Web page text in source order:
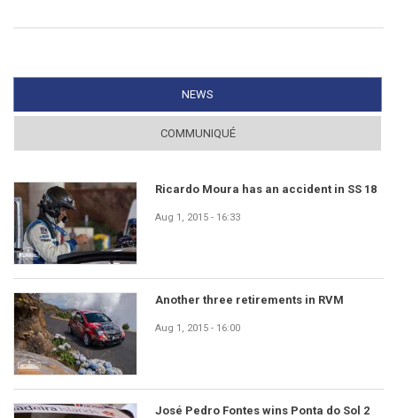
NEWS
COMMUNIQUÉ
Ricardo Moura has an accident in SS 18
Aug 1, 2015 - 16:33
Another three retirements in RVM
Aug 1, 2015 - 16:00
José Pedro Fontes wins Ponta do Sol 2